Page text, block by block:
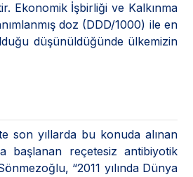
Ekonomik İşbirliği ve Kalkınma
doz (DDD/1000) ile en
düşünüldüğünde ülkemizin
son yıllarda bu konuda alınan
başlanan reçetesiz antibiyotik
“2011 yılında Dünya